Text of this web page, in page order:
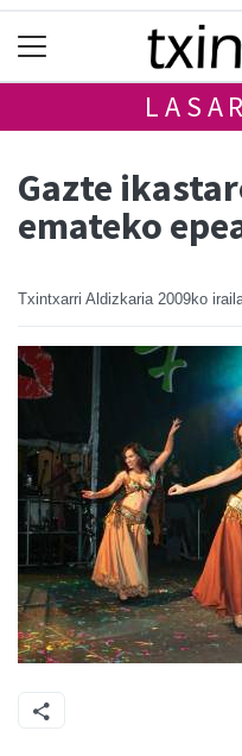
Gazte
emateko
Txintxarri Aldizkaria 2009ko